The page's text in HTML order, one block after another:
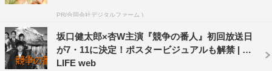
見慎一（大倉孝二）、六角洸介（加藤清史郎）に話す。い
っぽう、謹慎処分になった小勝負は本庄の所持品から手帳
PR(合同会社デジタルファーム )
坂口健太郎×杏W主演『競争の番人』初回放送日
が7・11に決定！ポスタービジュアルも解禁 | TV
LIFE web